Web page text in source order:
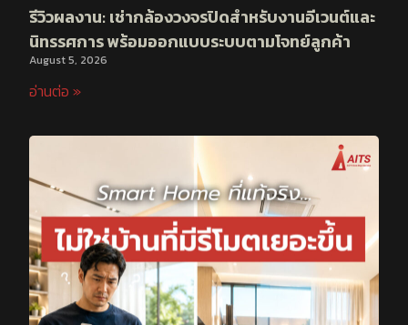
รีวิวผลงาน: เช่ากล้องวงจรปิดสำหรับงานอีเวนต์และ
นิทรรศการ พร้อมออกแบบระบบตามโจทย์ลูกค้า
August 5, 2026
อ่านต่อ »